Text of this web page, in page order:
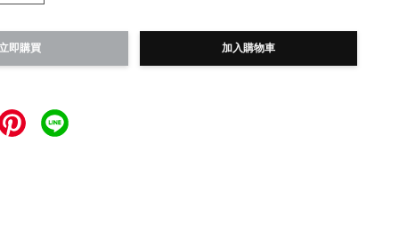
即購買 加入購物車